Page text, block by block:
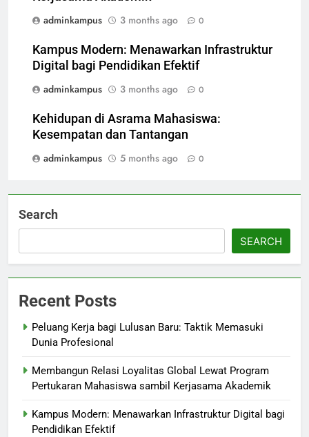
adminkampus
3 months ago 0
Kampus Modern: Menawarkan Infrastruktur
Digital bagi Pendidikan Efektif
adminkampus
3 months ago 0
Kehidupan di Asrama Mahasiswa:
Kesempatan dan Tantangan
adminkampus
5 months ago 0
Search
SEARCH
Recent Posts
Peluang Kerja bagi Lulusan Baru: Taktik Memasuki
Dunia Profesional
Membangun Relasi Loyalitas Global Lewat Program
Pertukaran Mahasiswa sambil Kerjasama Akademik
Kampus Modern: Menawarkan Infrastruktur Digital bagi
Pendidikan Efektif